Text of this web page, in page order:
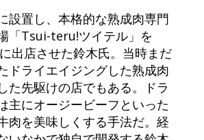
設置し、本格的な熟成肉専門
「Tsui-teru!ツイテル」を
出店させた鈴木氏。当時まだ
ドライエイジングした熟成肉
た先駆けの店でもある。ドラ
主にオージービーフといった
肉を美味しくする手法だ。経